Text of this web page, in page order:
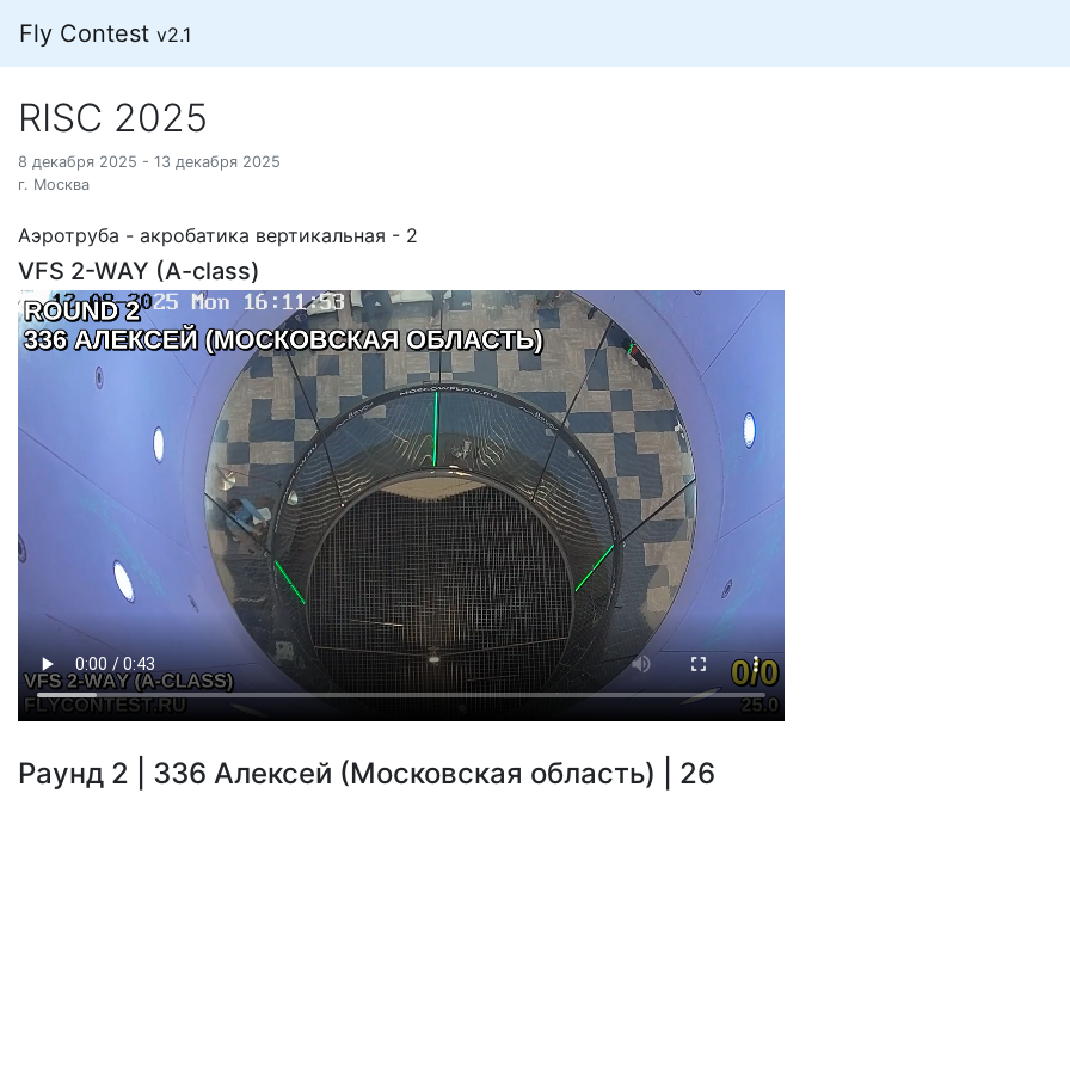
Fly Contest v2.1
RISC 2025
8 декабря 2025 - 13 декабря 2025
г. Москва
Аэротруба - акробатика вертикальная - 2
VFS 2-WAY (A-class)
Раунд 2 | 336 Алексей (Московская область) | 26